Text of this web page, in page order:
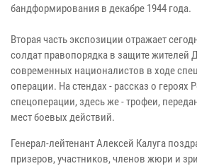
бандформирования в декабре 1944 года.
Вторая часть экспозиции отражает
солдат правопорядка в защите жителей
современных националистов в ходе
операции. На стендах - рассказ о героях
спецоперации, здесь же - трофеи,
мест боевых действий.
Генерал-лейтенант Алексей Калуга
призеров, участников, членов жюри и